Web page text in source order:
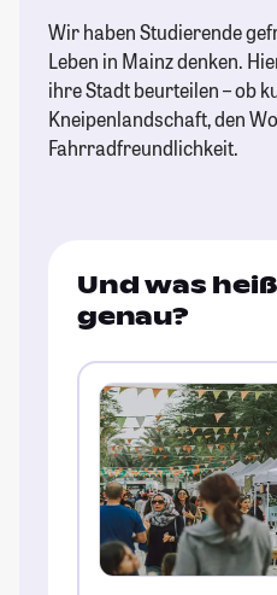
Wir haben Studierende
Leben in Mainz denken.
ihre Stadt beurteilen – ob
Kneipenlandschaft, den
Fahrradfreundlichkeit.
Und was
genau?